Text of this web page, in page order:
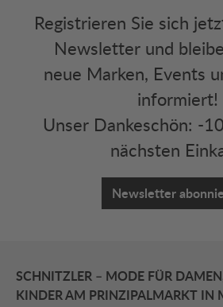
Registrieren Sie sich
Newsletter und
neue Marken, Events
informiert!
Unser Dankeschön: -
nächsten
Newsletter
SCHNITZLER – MODE FÜR
KINDER AM PRINZIPALMARKT IN